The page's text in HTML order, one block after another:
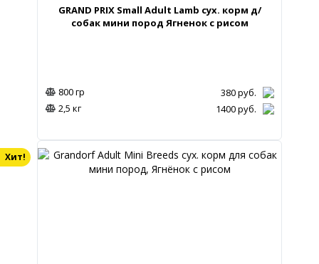
GRAND PRIX Small Adult Lamb сух. корм д/
собак мини пород Ягненок с рисом
800 гр 380руб.
2,5 кг
1400руб.
Хит!